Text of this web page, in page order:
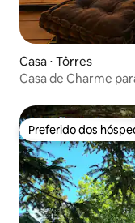
Casa ⋅ Tôrres
Casa de Charme
Preferido dos
Preferido dos